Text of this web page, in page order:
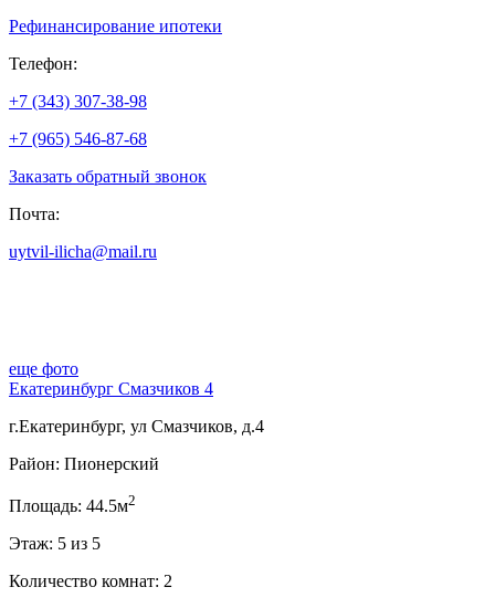
Рефинансирование ипотеки
Телефон:
+7 (343) 307-38-98
+7 (965) 546-87-68
Заказать обратный звонок
Почта:
uytvil-ilicha@mail.ru
еще фото
Екатеринбург Смазчиков 4
г.Екатеринбург, ул Смазчиков, д.4
Район: Пионерский
Площадь: 44.5м2
Этаж: 5 из 5
Количество комнат: 2